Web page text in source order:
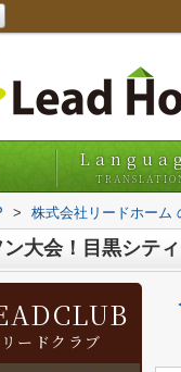
> 株式会社リードホーム
大会！目黒シテ
リードクラブ